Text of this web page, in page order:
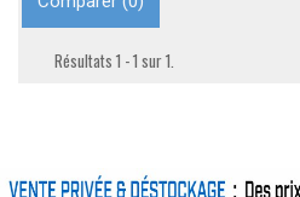
Résultats 1 - 1 sur 1.